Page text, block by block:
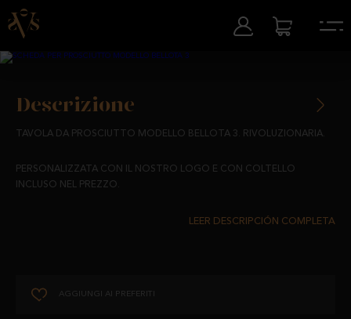
Descrizione
TAVOLA DA PROSCIUTTO MODELLO BELLOTA 3. RIVOLUZIONARIA.
PERSONALIZZATA CON IL NOSTRO LOGO E CON COLTELLO
INCLUSO NEL PREZZO.
AGGIUNGI AI PREFERITI